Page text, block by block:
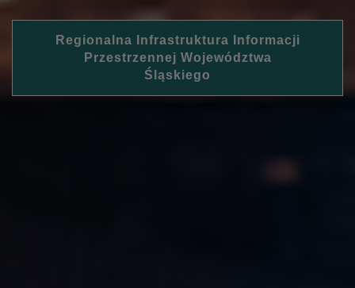
Regionalna Infrastruktura Informacji
Przestrzennej Województwa
Śląskiego